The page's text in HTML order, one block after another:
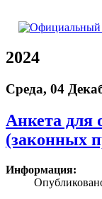
2024
Среда, 04
Анкета для
(законных
Информация: